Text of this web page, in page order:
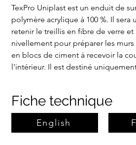
TexPro Uniplast est un enduit de
polymère acrylique à 100 %. Il
retenir le treillis en fibre de verre
nivellement pour préparer les
en blocs de ciment à recevoir la
l'intérieur. Il est destiné
Fiche technique
English